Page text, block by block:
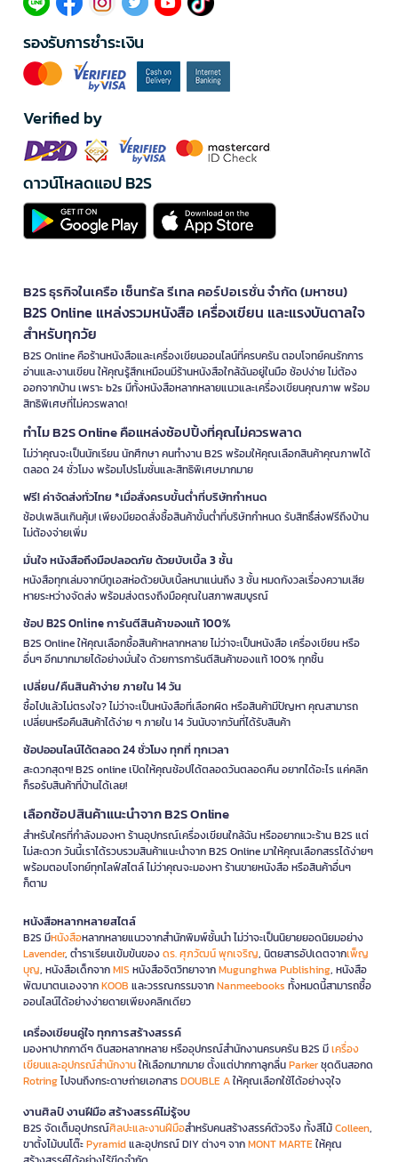
รองรับการชำระเงิน
Verified by
ดาวน์โหลดแอป B2S
B2S ธุรกิจในเครือ เซ็นทรัล รีเทล คอร์ปอเรชั่น จำกัด (มหาชน)
B2S Online แหล่งรวมหนังสือ เครื่องเขียน และแรงบันดาลใจ
สำหรับทุกวัย
B2S Online คือร้านหนังสือและเครื่องเขียนออนไลน์ที่ครบครัน ตอบโจทย์คนรักการ
อ่านและงานเขียน ให้คุณรู้สึกเหมือนมีร้านหนังสือใกล้ฉันอยู่ในมือ ช้อปง่าย ไม่ต้อง
ออกจากบ้าน เพราะ b2s มีทั้งหนังสือหลากหลายแนวและเครื่องเขียนคุณภาพ พร้อม
สิทธิพิเศษที่ไม่ควรพลาด!
ทำไม B2S Online คือแหล่งช้อปปิ้งที่คุณไม่ควรพลาด
ไม่ว่าคุณจะเป็นนักเรียน นักศึกษา คนทำงาน B2S พร้อมให้คุณเลือกสินค้าคุณภาพได้
ตลอด 24 ชั่วโมง พร้อมโปรโมชั่นและสิทธิพิเศษมากมาย
ฟรี! ค่าจัดส่งทั่วไทย *เมื่อสั่งครบขั้นต่ำที่บริษัทกำหนด
ช้อปเพลินเกินคุ้ม! เพียงมียอดสั่งซื้อสินค้าขั้นต่ำที่บริษัทกำหนด รับสิทธิ์ส่งฟรีถึงบ้าน
ไม่ต้องจ่ายเพิ่ม
มั่นใจ หนังสือถึงมือปลอดภัย ด้วยบับเบิ้ล 3 ชั้น
หนังสือทุกเล่มจากบีทูเอสห่อด้วยบับเบิ้ลหนาแน่นถึง 3 ชั้น หมดกังวลเรื่องความเสีย
หายระหว่างจัดส่ง พร้อมส่งตรงถึงมือคุณในสภาพสมบูรณ์
ช้อป B2S Online การันตีสินค้าของแท้ 100%
B2S Online ให้คุณเลือกซื้อสินค้าหลากหลาย ไม่ว่าจะเป็นหนังสือ เครื่องเขียน หรือ
อื่นๆ อีกมากมายได้อย่างมั่นใจ ด้วยการการันตีสินค้าของแท้ 100% ทุกชิ้น
เปลี่ยน/คืนสินค้าง่าย ภายใน 14 วัน
ซื้อไปแล้วไม่ตรงใจ? ไม่ว่าจะเป็นหนังสือที่เลือกผิด หรือสินค้ามีปัญหา คุณสามารถ
เปลี่ยนหรือคืนสินค้าได้ง่าย ๆ ภายใน 14 วันนับจากวันที่ได้รับสินค้า
ช้อปออนไลน์ได้ตลอด 24 ชั่วโมง ทุกที่ ทุกเวลา
สะดวกสุดๆ! B2S online เปิดให้คุณช้อปได้ตลอดวันตลอดคืน อยากได้อะไร แค่คลิก
ก็รอรับสินค้าที่บ้านได้เลย!
เลือกช้อปสินค้าแนะนำจาก B2S Online
สำหรับใครที่กำลังมองหา ร้านอุปกรณ์เครื่องเขียนใกล้ฉัน หรืออยากแวะร้าน B2S แต่
ไม่สะดวก วันนี้เราได้รวบรวมสินค้าแนะนำจาก B2S Online มาให้คุณเลือกสรรได้ง่ายๆ
พร้อมตอบโจทย์ทุกไลฟ์สไตล์ ไม่ว่าคุณจะมองหา ร้านขายหนังสือ หรือสินค้าอื่นๆ
ก็ตาม
หนังสือหลากหลายสไตล์
B2S มีหนังสือหลากหลายแนวจากสำนักพิมพ์ชั้นนำ ไม่ว่าจะเป็นนิยายยอดนิยมอย่าง
Lavender, ตำราเรียนเข้มข้นของดร. ศุภวัฒน์ พุกเจริญ, นิตยสารอัปเดตจากเพ็ญ
บุญ, หนังสือเด็กจากMIS หนังสือจิตวิทยาจากMugunghwa Publishing, หนังสือ
พัฒนาตนเองจากKOOB และวรรณกรรมจากNanmeebooks ทั้งหมดนี้สามารถซื้อ
ออนไลน์ได้อย่างง่ายดายเพียงคลิกเดียว
เครื่องเขียนคู่ใจ ทุกการสร้างสรรค์
มองหาปากกาดีๆ ดินสอหลากหลาย หรืออุปกรณ์สำนักงานครบครัน B2S มีเครื่อง
เขียนและอุปกรณ์สำนักงานให้เลือกมากมาย ตั้งแต่ปากกาลูกลื่นParkerชุดดินสอกด
Rotringไปจนถึงกระดาษถ่ายเอกสารDOUBLE Aให้คุณเลือกใช้ได้อย่างจุใจ
งานศิลป์ งานฝีมือ สร้างสรรค์ไม่รู้จบ
B2S จัดเต็มอุปกรณ์ศิลปะและงานฝีมือสำหรับคนสร้างสรรค์ตัวจริง ทั้งสีไม้Colleen,
ขาตั้งไม้บนโต๊ะPyramidและอุปกรณ์ DIY ต่างๆ จากMONT MARTEให้คุณ